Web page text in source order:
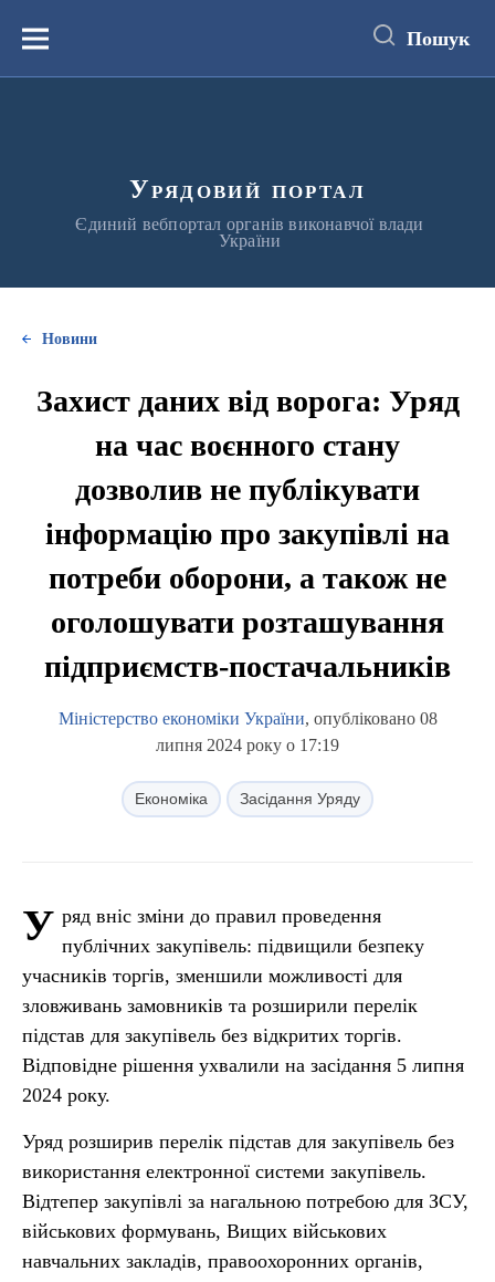
вмістуМеню Пошук
Урядовий портал
Єдиний вебпортал органів виконавчої влади
України
Новини
Захист даних від ворога: Уряд
на час воєнного стану
дозволив не публікувати
інформацію про закупівлі на
потреби оборони, а також не
оголошувати розташування
підприємств-постачальників
Міністерство економіки України, опубліковано 08
липня 2024 року о 17:19
Економіка Засідання Уряду
У ряд вніс зміни до правил проведення
публічних закупівель: підвищили безпеку
учасників торгів, зменшили можливості для
зловживань замовників та розширили перелік
підстав для закупівель без відкритих торгів.
Відповідне рішення ухвалили на засідання 5 липня
2024 року.
Уряд розширив перелік підстав для закупівель без
використання електронної системи закупівель.
Відтепер закупівлі за нагальною потребою для ЗСУ,
військових формувань, Вищих військових
навчальних закладів, правоохоронних органів,